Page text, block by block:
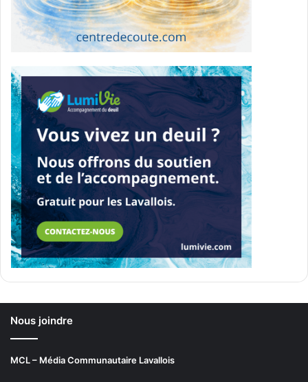
Nous joindre
MCL – Média Communautaire Lavallois